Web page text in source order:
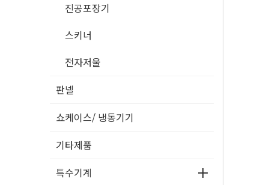
진공포장기
스키너
전자저울
판넬
쇼케이스/ 냉동기기
기타제품
특수기계